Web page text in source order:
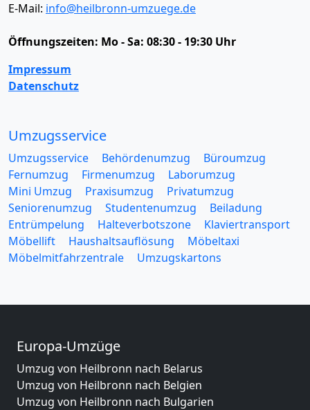
E-Mail: info@heilbronn-umzuege.de
Öffnungszeiten: Mo - Sa: 08:30 - 19:30 Uhr
Impressum
Datenschutz
Umzugsservice
Umzugsservice Behördenumzug
Büroumzug
Fernumzug
Firmenumzug
Laborumzug
Mini Umzug
Praxisumzug
Privatumzug
Seniorenumzug
Studentenumzug
Beiladung
Entrümpelung
Halteverbotszone
Klaviertransport
Möbellift
Haushaltsauflösung
Möbeltaxi
Möbelmitfahrzentrale
Umzugskartons
Europa-Umzüge
Umzug von Heilbronn nach Belarus
Umzug von Heilbronn nach Belgien
Umzug von Heilbronn nach Bulgarien